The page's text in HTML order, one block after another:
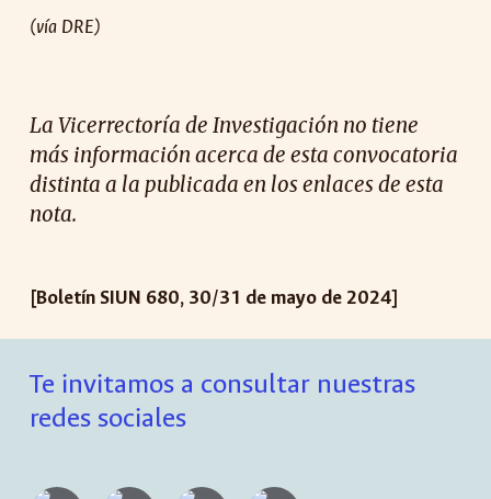
(vía DRE)
La Vicerrectoría de Investigación no tiene
más información acerca de estaconvocatoria
distinta a la publicada en los enlaces de esta
nota.
[Boletín SIUN 680, 30/31 de mayo de 2024]
Te invitamos a consultar nuestras
redes sociales